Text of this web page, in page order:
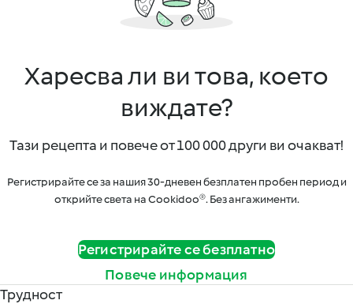
Харесва ли ви това, което
виждате?
Тази рецепта и повече от 100 000 други ви очакват!
Регистрирайте се за нашия 30-дневен безплатен пробен период и
открийте света на Cookidoo®. Без ангажименти.
Регистрирайте се безплатно
Повече информация
Трудност